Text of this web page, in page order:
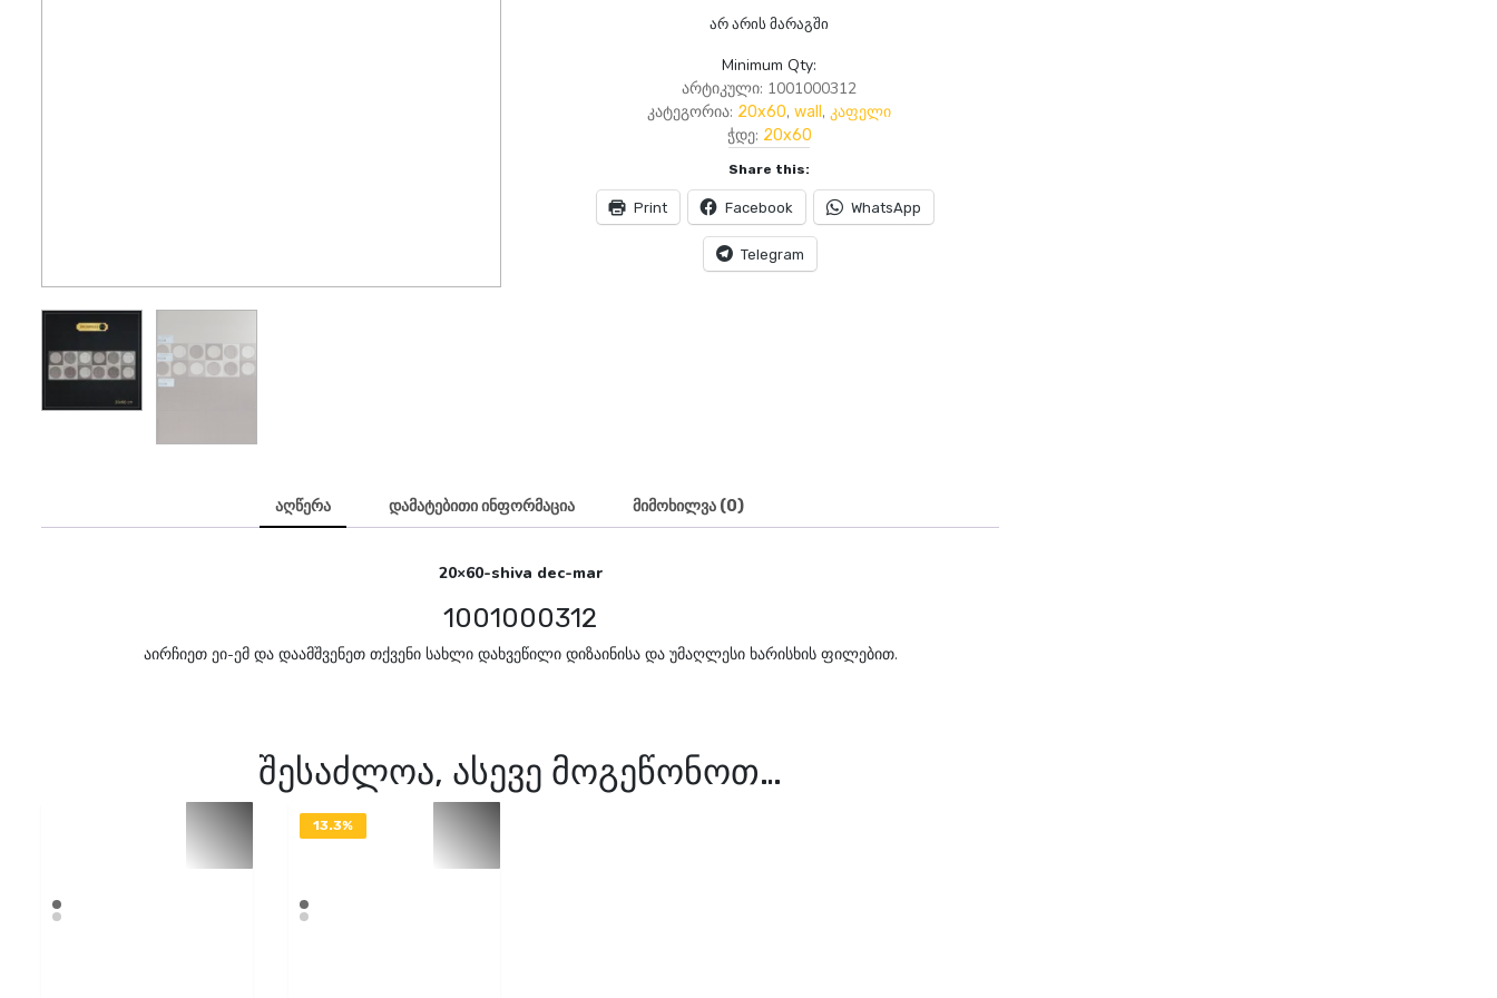
არ არის მარაგში
Minimum Qty:
არტიკული: 1001000312
კატეგორია: 20x60,wall ,კაფელი
ჭდე: 20x60
Share this:
Print Facebook WhatsApp
Telegram
აღწერა დამატებითი ინფორმაცია მიმოხილვა (0)
20×60-shiva dec-mar
1001000312
აირჩიეთ ეი-ემ და დაამშვენეთ თქვენი სახლი დახვეწილი დიზაინისა და უმაღლესი ხარისხის ფილებით.
შესაძლოა, ასევე მოგეწონოთ…
13.3%